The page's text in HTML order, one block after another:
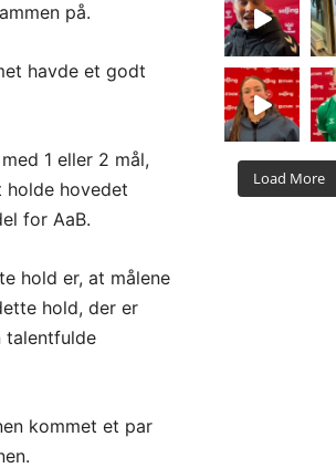
på.
havde et godt
1 eller 2 mål,
holde hovedet
for AaB.
hold er, at målene
hold, der er
kommet et par
Load More